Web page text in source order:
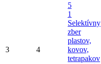
3 4
5
1
Selektívny
zber
plastov,
kovov,
tetrapakov